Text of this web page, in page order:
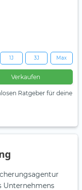
1J 3J Max
Verkaufen
Ratgeber für deine
Unternehmens